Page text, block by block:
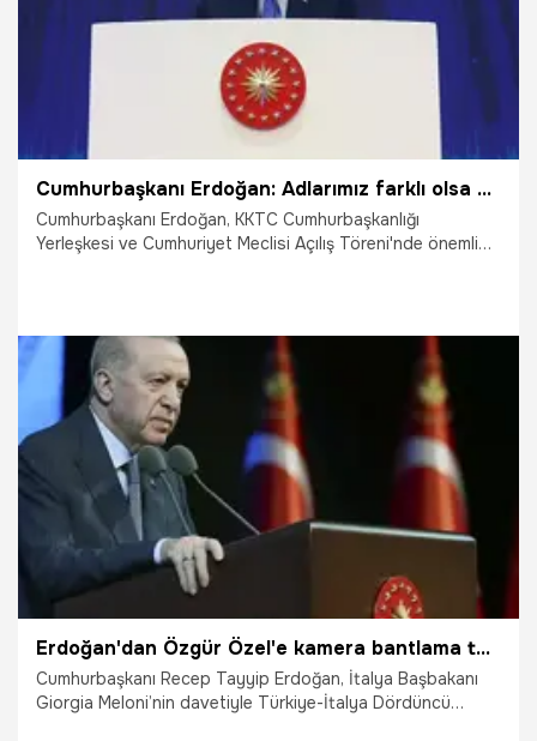
Cumhurbaşkanı Erdoğan: Adlarımız farklı olsa da soy adımız Kuzey Kıbrıs Türk Cumhuriyeti'dir
Cumhurbaşkanı Erdoğan, KKTC Cumhurbaşkanlığı
Yerleşkesi ve Cumhuriyet Meclisi Açılış Töreni'nde önemli
Kıbrıs Türk Cumhuriyeti'dir." dedi.
3.05.2025 Gündem
Erdoğan'dan Özgür Özel'e kamera bantlama tepkisi: Bu tür davranışlar bizim kitabımızda yazmaz!
Cumhurbaşkanı Recep Tayyip Erdoğan, İtalya Başbakanı
Giorgia Meloni’nin davetiyle Türkiye-İtalya Dördüncü